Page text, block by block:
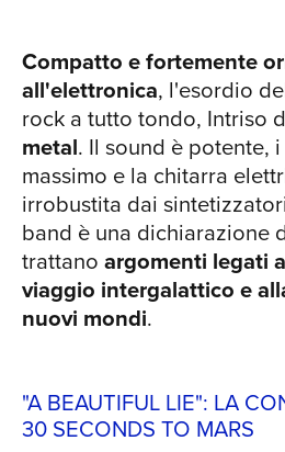
sound si arrotonda. Ma
meno gli inserti elettronici
Jared Leto si mostra
sensuale, esplodendo nei
corali del singolo "Kings
denotando un'evoluzione
senza sosta. L'album e le
performance dal vivo
appieno i fan e fanno da
successivi 2 dischi della
elettronica-rock. Il disco è
anticipato dal singolo “Up
Compatto e fortemente
all'elettronica, l'esordio
rock a tutto tondo, Intriso
metal. Il sound è potente,
massimo e la chitarra
irrobustita dai
band è una dichiarazione
trattano argomenti legati
viaggio intergalattico e
nuovi mondi.
"A BEAUTIFUL LIE": LA
30 SECONDS TO MARS